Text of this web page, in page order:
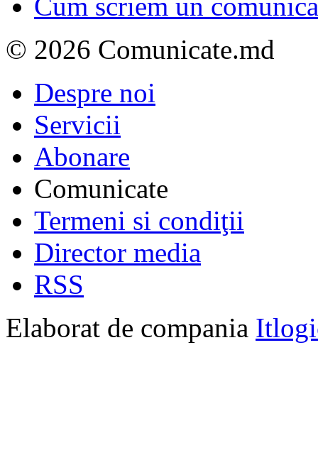
Cum scriem un
© 2026 Comunicate.md
Despre noi
Servicii
Abonare
Comunicate
Termeni si condiţii
Director media
RSS
Elaborat de compania